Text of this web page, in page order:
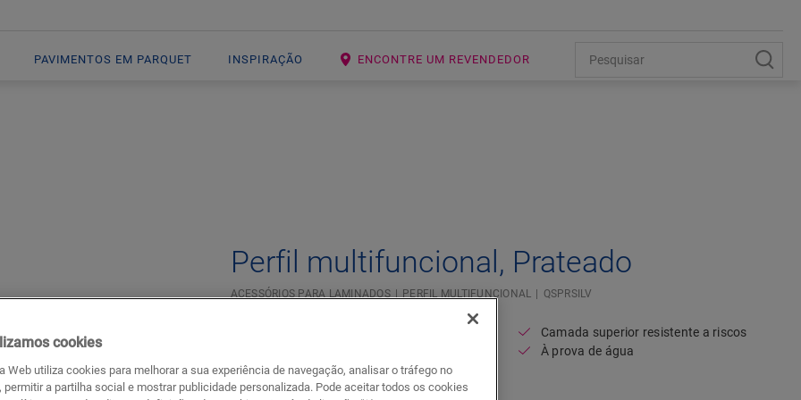
PAVIMENTOS EM PARQUET INSPIRAÇÃO ENCONTRE UM REVENDEDOR
Perfil multifuncional, Prateado
ACESSÓRIOS PARA LAMINADOS PERFIL MULTIFUNCIONAL QSPRSILV
Respeita as juntas de expansão
Camada superior resistente a riscos
À prova de água
cookies
Web utiliza cookies para melhorar a sua experiência de navegação, analisar o tráfego no
permitir a partilha social e mostrar publicidade personalizada. Pode aceitar todos os cookies